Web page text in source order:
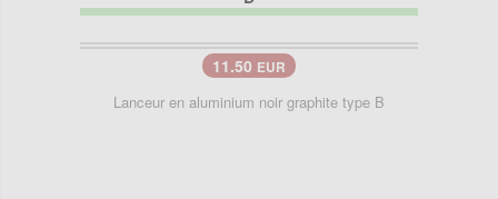
11.50 EUR
Lanceur en aluminium noir graphite type B